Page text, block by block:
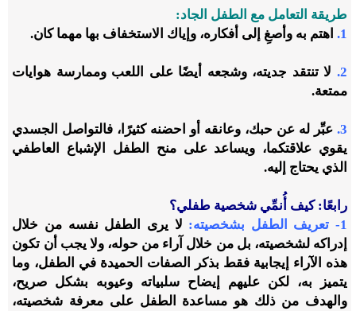
طريقة التعامل مع الطفل الجاد:
1.
اهتم به وأصغِ إلى أفكاره، وإياك الاستخفاف بها مهما كان.
2.
لا تنتقد جديته، وشجعه أيضًا على اللعب وممارسة هوايات
ممتعة.
3. عبِّر له عن حبك، وعانقه أو احضنه كثيرًا، فالتواصل الجسدي
يقوي علاقتكما، ويساعد على منح الطفل الإشباع العاطفي
الذي يحتاج إليه.
رابعًا: كيف أُنمِّي شخصية طفلي؟
1- تعريف الطفل بشخصيته
: لا يرى الطفل نفسه من خلال
إدراكه لشخصيته، بل من خلال آراء من حوله، ولا يجب أن تكون
هذه الآراء إيجابية فقط بذكر الصفات الحميدة في الطفل، وما
يتميز به، لكن عليهم إيضاح سلبياته وعيوبه بشكل صريح،
والهدف من ذلك هو مساعدة الطفل على معرفة شخصيته،